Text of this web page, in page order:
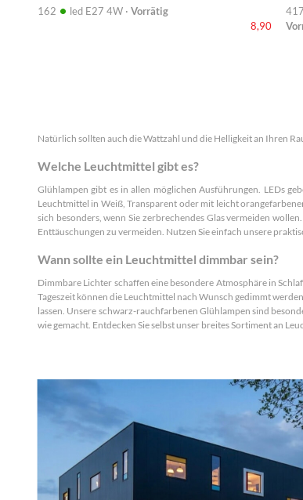
162 • led E27 4W · Vorrätig
8,90
417
Natürlich sollten auch die Wattzahl und die Helligkeit an Ihren
Welche Leuchtmittel gibt es?
Glühlampen gibt es in allen möglichen Ausführungen. LEDs
Leuchtmittel in Weiß, Transparent oder mit leicht
sich besonders, wenn Sie zerbrechendes Glas vermeiden
Enttäuschungen zu vermeiden. Nutzen Sie einfach unsere
Wann sollte ein Leuchtmittel dimmbar sein?
Dimmbare Lichter schaffen eine besondere Atmosphäre in
Tageszeit können die Leuchtmittel nach Wunsch gedimmt
lassen. Unsere schwarz-rauchfarbenen Glühlampen sind
wie gemacht. Entdecken Sie selbst unser breites Sortiment an